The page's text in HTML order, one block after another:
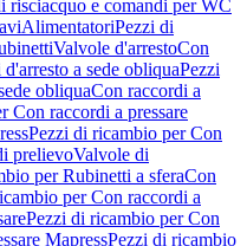
risciacquo e comandi per WC
AlimentatoriPezzi di
Valvole d'arrestoCon
a sede obliquaPezzi
obliquaCon raccordi a
Con raccordi a pressare
Pezzi di ricambio per Con
prelievoValvole di
per Rubinetti a sferaCon
per Con raccordi a
Pezzi di ricambio per Con
MapressPezzi di ricambio